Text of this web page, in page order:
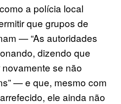
a polícia local
que grupos de
— “As autoridades
dizendo que
se não
— e que, mesmo com
ele ainda não